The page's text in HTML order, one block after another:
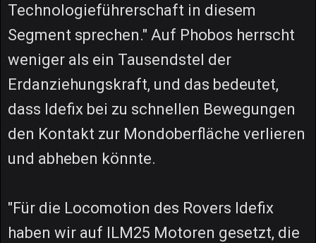
Technologieführerschaft in diesem
Segment sprechen." Auf Phobos herrscht
weniger als ein Tausendstel der
Erdanziehungskraft, und das bedeutet,
dass Idefix bei zu schnellen Bewegungen
den Kontakt zur Mondoberfläche verlieren
und abheben könnte.
"Für die Locomotion des Rovers Idefix
haben wir auf ILM25 Motoren gesetzt, die